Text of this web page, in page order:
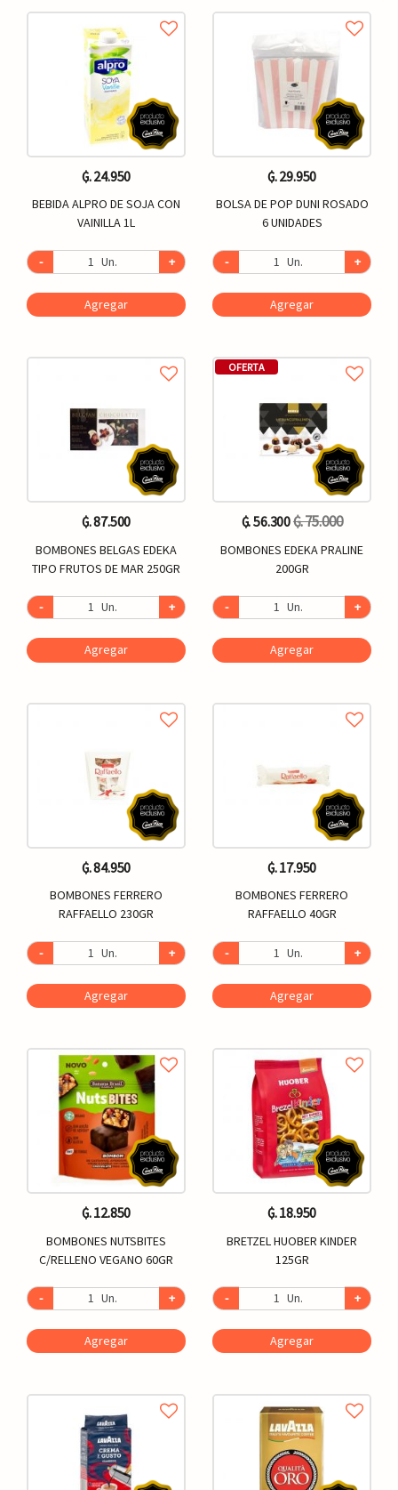
₲. 24.950
BEBIDA ALPRO DE SOJA CON
VAINILLA 1L
- Un. +
Agregar
₲. 29.950
BOLSA DE POP DUNI ROSADO
6 UNIDADES
- Un. +
Agregar
₲. 87.500
BOMBONES BELGAS EDEKA
TIPO FRUTOS DE MAR 250GR
- Un. +
Agregar
OFERTA
₲. 56.300₲. 75.000
BOMBONES EDEKA PRALINE
200GR
- Un. +
Agregar
₲. 84.950
BOMBONES FERRERO
RAFFAELLO 230GR
- Un. +
Agregar
₲. 17.950
BOMBONES FERRERO
RAFFAELLO 40GR
- Un. +
Agregar
₲. 12.850
BOMBONES NUTSBITES
C/RELLENO VEGANO 60GR
- Un. +
Agregar
₲. 18.950
BRETZEL HUOBER KINDER
125GR
- Un. +
Agregar